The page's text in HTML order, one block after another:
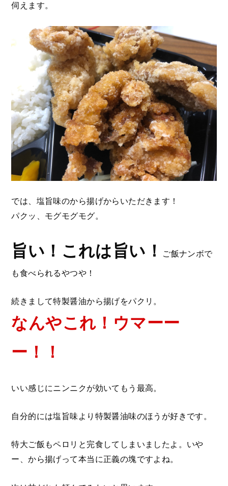
伺えます。
では、塩旨味のから揚げからいただきます！
パクッ、モグモグモグ。
旨い！これは旨い！ ご飯ナンボで
も食べられるやつや！
続きまして特製醤油から揚げをパクリ。
なんやこれ！ウマーー
ー！！
いい感じにニンニクが効いてもう最高。
自分的には塩旨味より特製醤油味のほうが好きです。
特大ご飯もペロリと完食してしまいましたよ。いや
ー、から揚げって本当に正義の塊ですよね。